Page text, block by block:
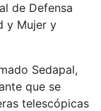
de Defensa
y Mujer y
Sedapal,
que se
telescópicas